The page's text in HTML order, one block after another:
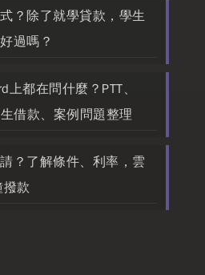
？除了就學貸款，學生
過嗎？
都在問什麼？PTT、
借款、案例問題整理
？了解條件、利率，雲
款